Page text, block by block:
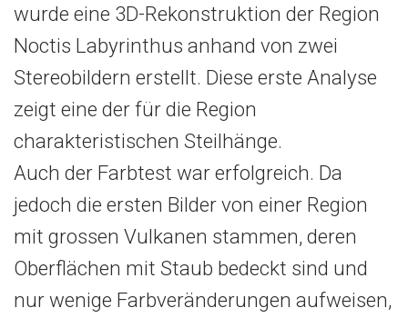
wurde eine 3D-Rekonstruktion der Region
Noctis Labyrinthus anhand von zwei
Stereobildern erstellt. Diese erste Analyse
zeigt eine der für die Region
charakteristischen Steilhänge.
Auch der Farbtest war erfolgreich. Da
jedoch die ersten Bilder von einer Region
mit grossen Vulkanen stammen, deren
Oberflächen mit Staub bedeckt sind und
nur wenige Farbveränderungen aufweisen,